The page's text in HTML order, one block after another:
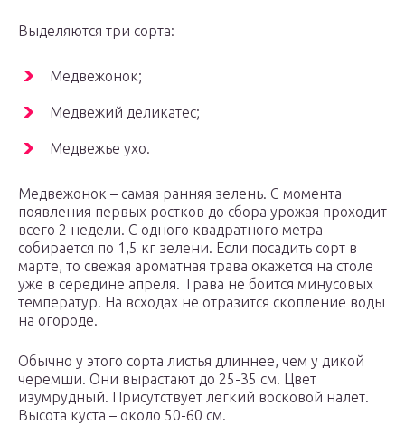
Выделяются три сорта:
Медвежонок;
Медвежий деликатес;
Медвежье ухо.
Медвежонок – самая ранняя зелень. С момента
появления первых ростков до сбора урожая проходит
всего 2 недели. С одного квадратного метра
собирается по 1,5 кг зелени. Если посадить сорт в
марте, то свежая ароматная трава окажется на столе
уже в середине апреля. Трава не боится минусовых
температур. На всходах не отразится скопление воды
на огороде.
Обычно у этого сорта листья длиннее, чем у дикой
черемши. Они вырастают до 25-35 см. Цвет
изумрудный. Присутствует легкий восковой налет.
Высота куста – около 50-60 см.